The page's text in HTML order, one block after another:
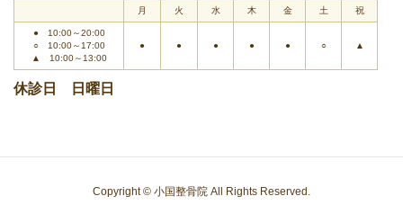
月 火 水 木 金 土 祝
● 10:00～20:00
○ 10:00～17:00
▲ 10:00～13:00
● ● ● ● ● ○ ▲
休診日 日曜日
Copyright © 小国整骨院 All Rights Reserved.